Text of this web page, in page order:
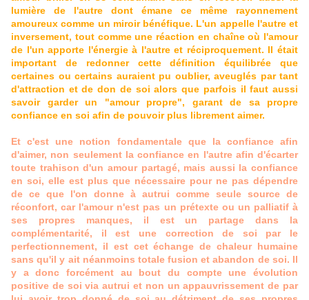
lumière de l'autre dont émane ce même rayonnement
amoureux comme un miroir bénéfique. L'un appelle l'autre et
inversement, tout comme une réaction en chaîne où l'amour
de l'un apporte l'énergie à l'autre et réciproquement. Il était
important de redonner cette définition équilibrée que
certaines ou certains auraient pu oublier, aveuglés par tant
d'attraction et de don de soi alors que parfois il faut aussi
savoir garder un "amour propre", garant de sa propre
confiance en soi afin de pouvoir plus librement aimer.
Et c'est une notion fondamentale que la confiance afin
d'aimer, non seulement la confiance en l'autre afin d'écarter
toute trahison d'un amour partagé, mais aussi la confiance
en soi, elle est plus que nécessaire pour ne pas dépendre
de ce que l'on donne à autrui comme seule source de
réconfort, car l'amour n'est pas un prétexte ou un palliatif à
ses propres manques, il est un partage dans la
complémentarité, il est une correction de soi par le
perfectionnement, il est cet échange de chaleur humaine
sans qu'il y ait néanmoins totale fusion et abandon de soi. Il
y a donc forcément au bout du compte une évolution
positive de soi via autrui et non un appauvrissement de par